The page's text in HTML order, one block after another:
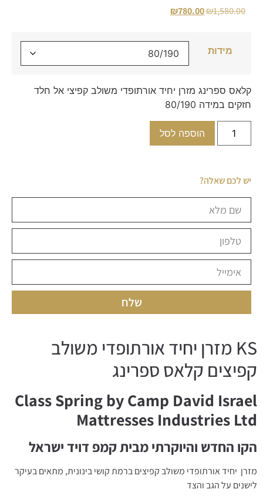
₪1,580.00
₪780.00
מידות
קלאס ספרינג מזרן יחיד אורתופדי משולב קפיצי אל חלד
חזקים במידה 80/190
הוספה לסל
יש לכם שאלה?
שלח
KS מזרן יחיד אורתופדי משולב
קפיצים קלאס ספרינג
Class Spring by Camp David Israel
Mattresses Industries Ltd
הקו החדש והיוקרתי מבית קמפ דויד ישראל
מזרן יחיד אורתופדי משולב קפיצים ברמת קושי בינונית, מתאים בעיקר
לישנים על הגב והצד